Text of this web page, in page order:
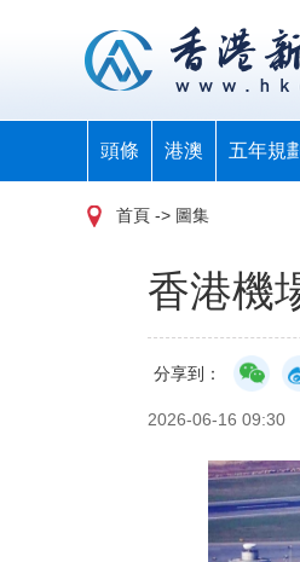
頭條 港澳 五年規
首頁 -> 圖集
香港機
分享到：
2026-06-16 09:30